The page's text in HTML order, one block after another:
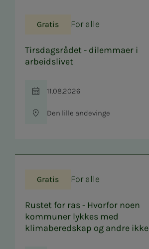
Gratis For alle
Tirsdagsrådet - dilemmaer i
arbeidslivet
Tid
11.08.2026
Sted
Den lille andevinge
Gratis For alle
Rustet for ras - Hvorfor noen
kommuner lykkes med
klimaberedskap og andre ikke